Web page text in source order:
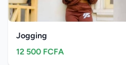
Jogging
12 500 FCFA